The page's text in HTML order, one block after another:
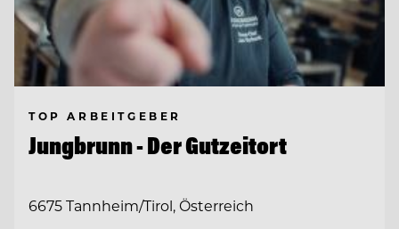
TOP ARBEITGEBER
Jungbrunn - Der Gutzeitort
6675 Tannheim/Tirol, Österreich